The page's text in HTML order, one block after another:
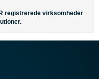
registrerede virksomheder